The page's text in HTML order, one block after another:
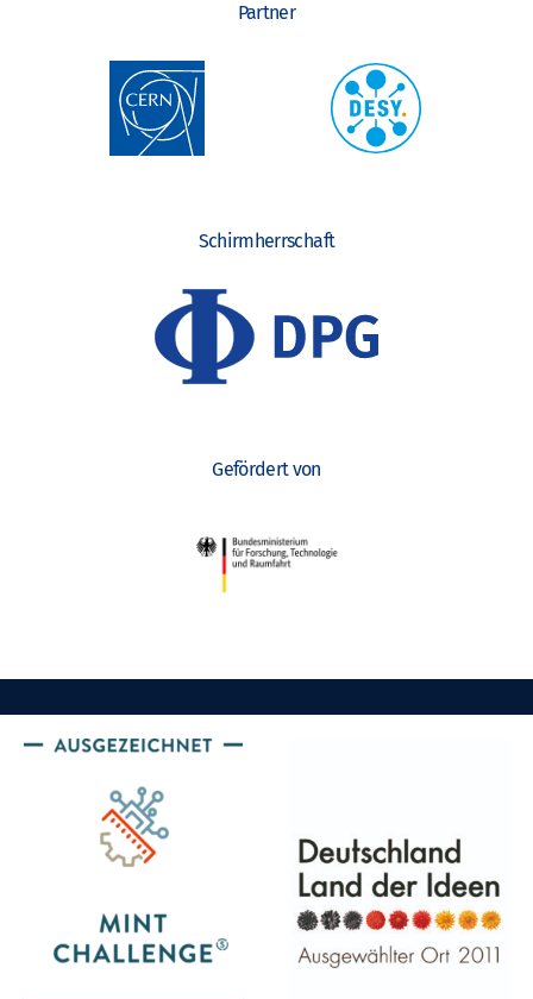
Partner
Schirmherrschaft
Gefördert von